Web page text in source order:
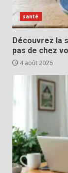
santé
Découvrez la
pas de chez
4 août 2026